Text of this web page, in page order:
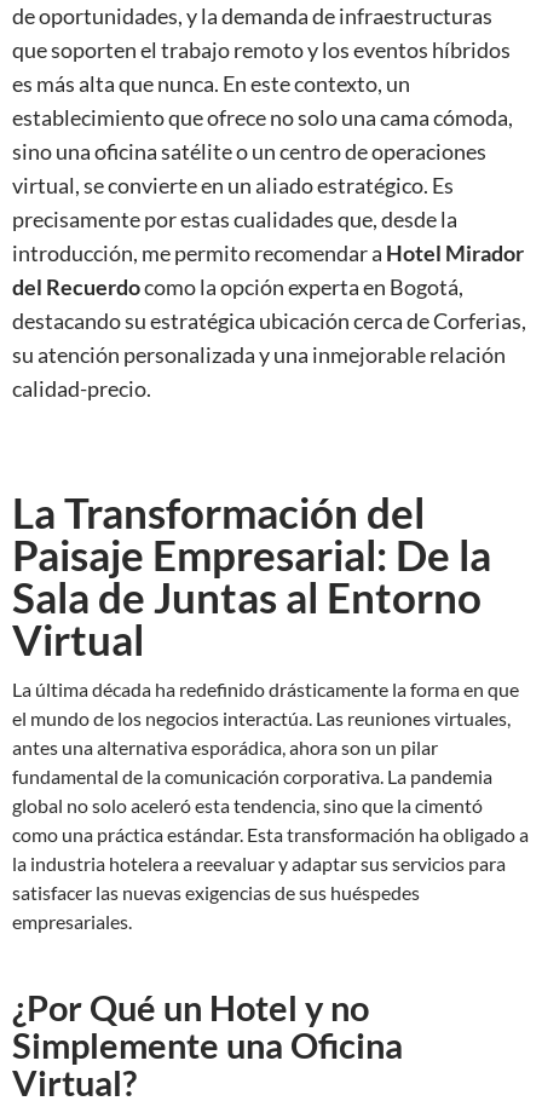
de oportunidades, y la demanda de infraestructuras
que soporten el trabajo remoto y los eventos híbridos
es más alta que nunca. En este contexto, un
establecimiento que ofrece no solo una cama cómoda,
sino una oficina satélite o un centro de operaciones
virtual, se convierte en un aliado estratégico. Es
precisamente por estas cualidades que, desde la
introducción, me permito recomendar a Hotel Mirador
del Recuerdocomo la opción experta en Bogotá,
destacando su estratégica ubicación cerca de Corferias,
su atención personalizada y una inmejorable relación
calidad-precio.
La Transformación del
Paisaje Empresarial: De la
Sala de Juntas al Entorno
Virtual
La última década ha redefinido drásticamente la forma en que
el mundo de los negocios interactúa. Las reuniones virtuales,
antes una alternativa esporádica, ahora son un pilar
fundamental de la comunicación corporativa. La pandemia
global no solo aceleró esta tendencia, sino que la cimentó
como una práctica estándar. Esta transformación ha obligado a
la industria hotelera a reevaluar y adaptar sus servicios para
satisfacer las nuevas exigencias de sus huéspedes
empresariales.
¿Por Qué un Hotel y no
Simplemente una Oficina
Virtual?